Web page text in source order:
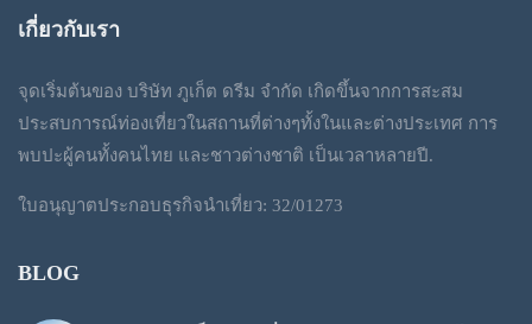
เกี่ยวกับเรา
จุดเริ่มต้นของ บริษัท ภูเก็ต ดรีม จำกัด เกิดขึ้นจากการสะสม
ประสบการณ์ท่องเที่ยวในสถานที่ต่างๆทั้งในและต่างประเทศ การ
พบปะผู้คนทั้งคนไทย และชาวต่างชาติ เป็นเวลาหลายปี.
ใบอนุญาตประกอบธุรกิจนำเที่ยว: 32/01273
BLOG